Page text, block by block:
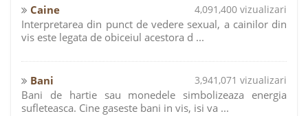
Caine 4,091,400 vizualizari
Interpretarea din punct de vedere sexual, a cainilor din
vis este legata de obiceiul acestora d ...
Bani 3,941,071 vizualizari
Bani de hartie sau monedele simbolizeaza energia
sufleteasca. Cine gaseste bani in vis, isi va ...